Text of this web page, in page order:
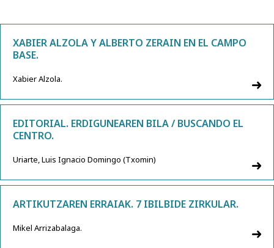
XABIER ALZOLA Y ALBERTO ZERAIN EN EL CAMPO
BASE.
Xabier Alzola.
EDITORIAL. ERDIGUNEAREN BILA / BUSCANDO EL
CENTRO.
Uriarte, Luis Ignacio Domingo (Txomin)
ARTIKUTZAREN ERRAIAK. 7 IBILBIDE ZIRKULAR.
Mikel Arrizabalaga.